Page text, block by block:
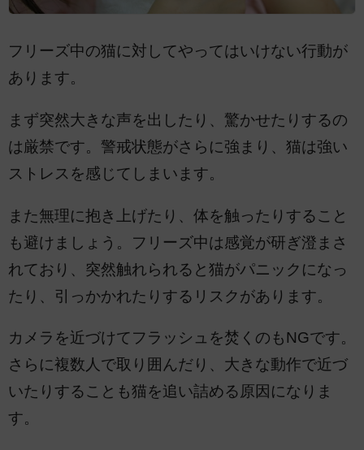
フリーズ中の猫に対してやってはいけない行動が
あります。
まず突然大きな声を出したり、驚かせたりするの
は厳禁です。警戒状態がさらに強まり、猫は強い
ストレスを感じてしまいます。
また無理に抱き上げたり、体を触ったりすること
も避けましょう。フリーズ中は感覚が研ぎ澄まさ
れており、突然触れられると猫がパニックになっ
たり、引っかかれたりするリスクがあります。
カメラを近づけてフラッシュを焚くのもNGです。
さらに複数人で取り囲んだり、大きな動作で近づ
いたりすることも猫を追い詰める原因になりま
す。